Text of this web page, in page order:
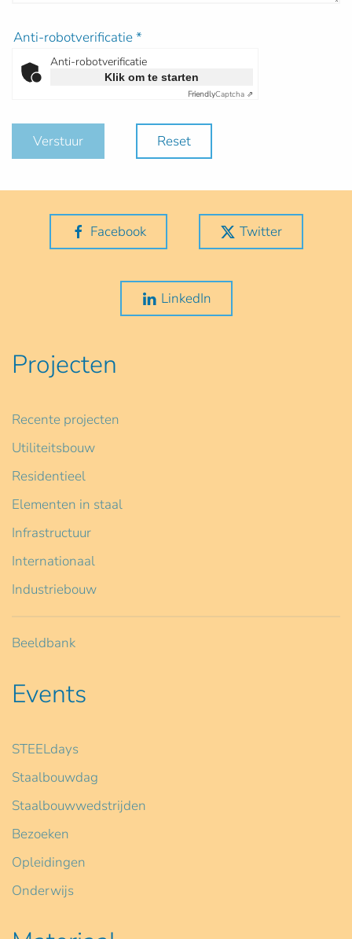
Anti-robotverificatie*
Anti-robotverificatie
Klik om te starten
FriendlyCaptcha ⇗
Verstuur Reset
Facebook Twitter
LinkedIn
Projecten
Recente projecten
Utiliteitsbouw
Residentieel
Elementen in staal
Infrastructuur
Internationaal
Industriebouw
Beeldbank
Events
STEELdays
Staalbouwdag
Staalbouwwedstrijden
Bezoeken
Opleidingen
Onderwijs